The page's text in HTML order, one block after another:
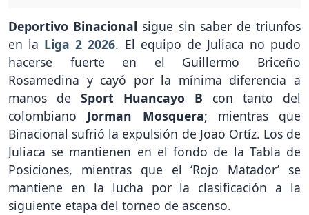
Deportivo Binacional sigue sin saber de triunfos
en la Liga 2 2026. El equipo de Juliaca no pudo
hacerse fuerte en el Guillermo Briceño
Rosamedina y cayó por la mínima diferencia a
manos de Sport Huancayo B con tanto del
colombiano Jorman Mosquera; mientras que
Binacional sufrió la expulsión de Joao Ortíz. Los de
Juliaca se mantienen en el fondo de la Tabla de
Posiciones, mientras que el ‘Rojo Matador’ se
mantiene en la lucha por la clasificación a la
siguiente etapa del torneo de ascenso.